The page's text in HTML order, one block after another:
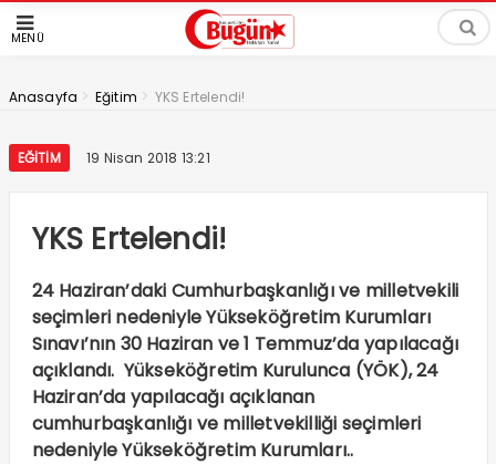
MENÜ
Anasayfa > Eğitim > YKS Ertelendi!
EĞITIM 19 Nisan 2018 13:21
YKS Ertelendi!
24 Haziran’daki Cumhurbaşkanlığı ve milletvekili
seçimleri nedeniyle Yükseköğretim Kurumları
Sınavı’nın 30 Haziran ve 1 Temmuz’da yapılacağı
açıklandı. Yükseköğretim Kurulunca (YÖK), 24
Haziran’da yapılacağı açıklanan
cumhurbaşkanlığı ve milletvekilliği seçimleri
nedeniyle Yükseköğretim Kurumları..